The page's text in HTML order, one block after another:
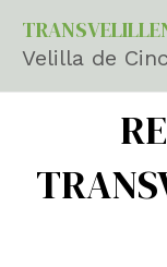
contenido
Velilla de